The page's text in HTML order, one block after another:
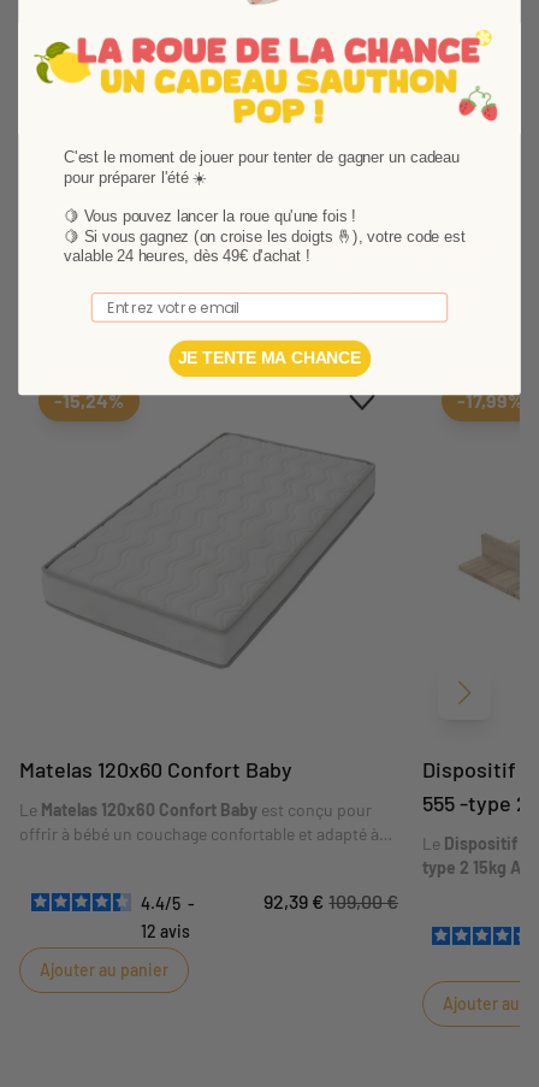
Plus de produits
Je compose mon ensemble
Choisissez vos produits et composez votre ensemble
Ajouter aux favoris
Supprimer des
-15,24%
Matelas 120x60 Confort Baby
Le Matelas 120x60 Confort Baby est conçu pour
offrir à bébé un couchage confortable et adapté à
et ses conseils d'utilisation sont détaillés dans les
caractéristiques ci-dessous.
4.4/5 -
12 avis
92,39 € 109,00 €
Ajouter au panier
-17,99%
Dispositif à
555 -type 2
Le Dispositif à
type 2 15kg
kg, dans le
pratique pour
de main.
Ajouter au
Suivant
C'est le moment de jouer pour tenter de gagner un cadeau
pour préparer l'été ☀️
🍋 Vous pouvez lancer la roue qu'une fois !
🍋 Si vous gagnez (on croise les doigts 🤞), votre code est
valable 24 heures, dès 49€ d'achat !
Email
JE TENTE MA CHANCE